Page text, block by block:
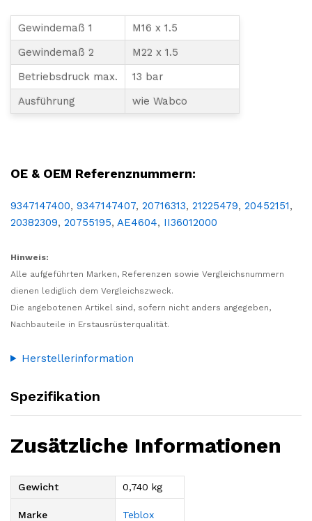
Gewindemaß 1
M16 x 1.5
Gewindemaß 2
M22 x 1.5
Betriebsdruck max.
13 bar
Ausführung
wie Wabco
OE & OEM Referenznummern:
9347147400, 9347147407, 20716313, 21225479, 20452151,
20382309, 20755195, AE4604, II36012000
Hinweis:
Alle aufgeführten Marken, Referenzen sowie Vergleichsnummern
dienen lediglich dem Vergleichszweck.
Die angebotenen Artikel sind, sofern nicht anders angegeben,
Nachbauteile in Erstausrüsterqualität.
Herstellerinformation
Spezifikation
Zusätzliche Informationen
Gewicht 0,740 kg
Marke Teblox